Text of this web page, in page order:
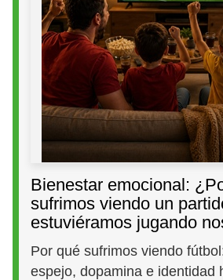
Bienestar emocional:
sufrimos viendo un
estuviéramos jugando
Por qué sufrimos viendo
espejo, dopamina e identidad